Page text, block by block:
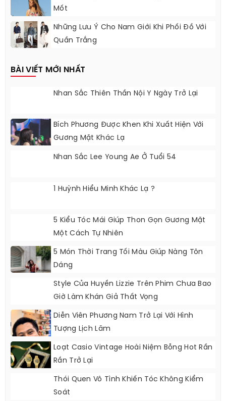
Mốt
Những Lưu Ý Cho Nam Giới Khi Phối Đồ Với
Quần Trắng
BÀI VIẾT MỚI NHẤT
Nhan Sắc Thiên Thần Nội Y Ngày Trở Lại
Bích Phương Được Khen Khi Xuất Hiện Với
Gương Mặt Khác Lạ
Nhan Sắc Lee Young Ae Ở Tuổi 54
1 Huỳnh Hiểu Minh Khác Lạ ?
5 Kiểu Tóc Mái Giúp Thon Gọn Gương Mặt
Một Cách Tự Nhiên
5 Món Thời Trang Tối Màu Giúp Nàng Tôn
Dáng
Style Của Huyền Lizzie Trên Phim Chưa Bao
Giờ Làm Khán Giả Thất Vọng
Diễn Viên Phương Nam Trở Lại Với Hình
Tượng Lịch Lãm
Loạt Casio Vintage Hoài Niệm Bỗng Hot Rần
Rần Trở Lại
Thói Quen Vô Tình Khiến Tóc Không Kiểm
Soát